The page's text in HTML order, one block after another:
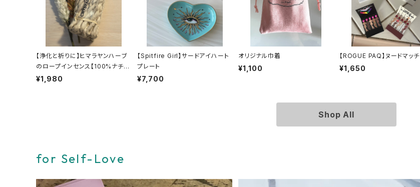
【浄化と祈りに】ヒマラヤンハーブ
のロープインセンス【100%ナチュ
ラル】
¥1,980
【Spitfire Girl】サードアイハート
プレート
¥7,700
オリジナル巾着
¥1,100
【ROGUE PAQ】ヌードマッチ
¥1,650
Shop All
for Self-Love